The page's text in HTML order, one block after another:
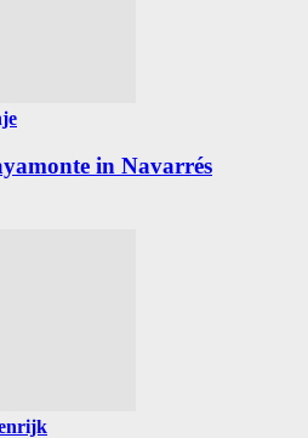
in Navarrés